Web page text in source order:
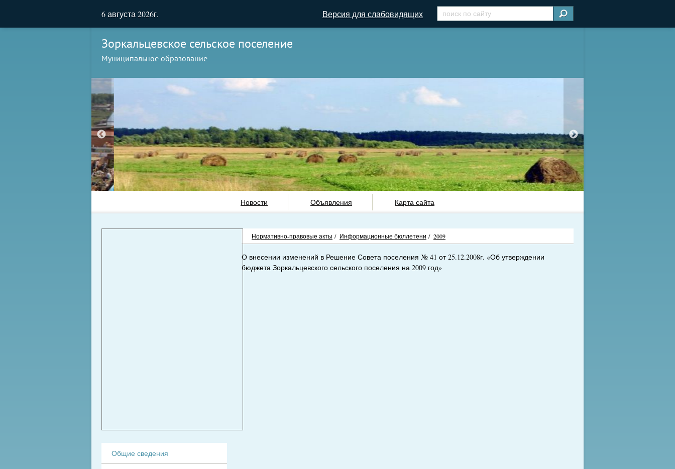
6 августа 2026г. Версия для слабовидящих
Зоркальцевское сельское поселение
Муниципальное образование
Новости Объявления Карта сайта
Нормативно-правовые акты / Информационные бюллетени / 2009
О внесении изменений в Решение Совета поселения № 41 от 25.12.2008г. «Об утверждении
бюджета Зоркальцевского сельского поселения на 2009 год»
Общие сведения